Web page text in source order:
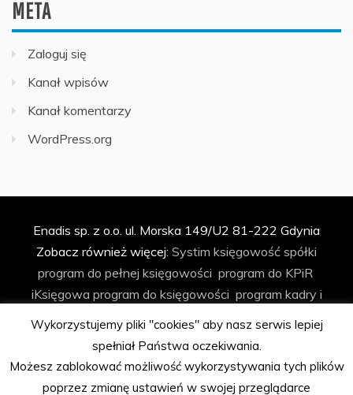
META
Zaloguj się
Kanał wpisów
Kanał komentarzy
WordPress.org
Enadis sp. z o.o. ul. Morska 149/U2 81-222 Gdynia
Zobacz również więcej: Systim księgowość spółki
program do pełnej księgowości program do KPiR
iKsięgowa program do księgowości program kadry i
księgowość spółki z o.o.
biuro rachunkowe
program do
biura rachunkowego
automatyzacja księgowości
program Podatkowa Książka Przychodów i Rozchodów
Wykorzystujemy pliki "cookies" aby nasz serwis lepiej
spełniał Państwa oczekiwania.
Możesz zablokować możliwość wykorzystywania tych plików
poprzez zmianę ustawień w swojej przeglądarce